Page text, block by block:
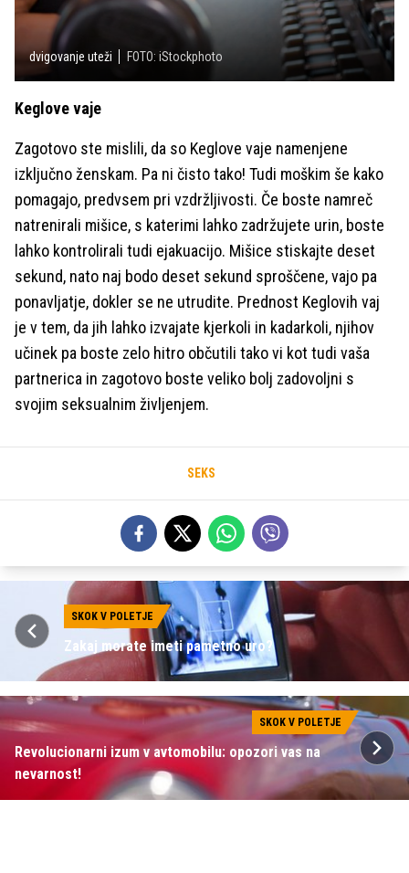
dvigovanje uteži FOTO: iStockphoto
Keglove vaje
Zagotovo ste mislili, da so Keglove vaje namenjene
izključno ženskam. Pa ni čisto tako! Tudi moškim še kako
pomagajo, predvsem pri vzdržljivosti. Če boste namreč
natrenirali mišice, s katerimi lahko zadržujete urin, boste
lahko kontrolirali tudi ejakuacijo. Mišice stiskajte deset
sekund, nato naj bodo deset sekund sproščene, vajo pa
ponavljatje, dokler se ne utrudite. Prednost Keglovih vaj
je v tem, da jih lahko izvajate kjerkoli in kadarkoli, njihov
učinek pa boste zelo hitro občutili tako vi kot tudi vaša
partnerica in zagotovo boste veliko bolj zadovoljni s
svojim seksualnim življenjem.
SEKS
SKOK V POLETJE
Zakaj morate imeti pametno uro?
SKOK V POLETJE
Revolucionarni izum v avtomobilu: opozori vas na
nevarnost!